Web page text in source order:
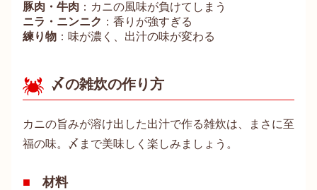
豚肉・牛肉 ：カニの風味が負けてしまう
ニラ・ニンニク ：香りが強すぎる
練り物 ：味が濃く、出汁の味が変わる
〆の雑炊の作り方
カニの旨みが溶け出した出汁で作る雑炊は、まさに至
福の味。〆まで美味しく楽しみましょう。
材料